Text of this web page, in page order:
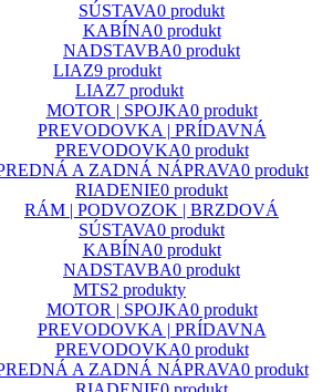
SÚSTAVA0 produkt
KABÍNA0 produkt
NADSTAVBA0 produkt
LIAZ9 produkt
LIAZ7 produkt
MOTOR | SPOJKA0 produkt
PREVODOVKA | PRÍDAVNÁ
PREVODOVKA0 produkt
A ZADNÁ NÁPRAVA0 produkt
RIADENIE0 produkt
RÁM | PODVOZOK | BRZDOVÁ
SÚSTAVA0 produkt
KABÍNA0 produkt
NADSTAVBA0 produkt
MTS2 produkty
MOTOR | SPOJKA0 produkt
PREVODOVKA | PRÍDAVNA
PREVODOVKA0 produkt
A ZADNÁ NÁPRAVA0 produkt